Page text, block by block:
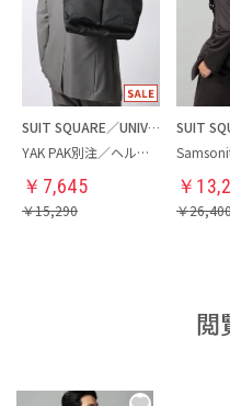
SUIT SQUARE／UNIVERSAL LANGUAGE
YAK PAK別注／ヘルメットバッグ
￥ 7,645
￥15,290
￥
￥
閲